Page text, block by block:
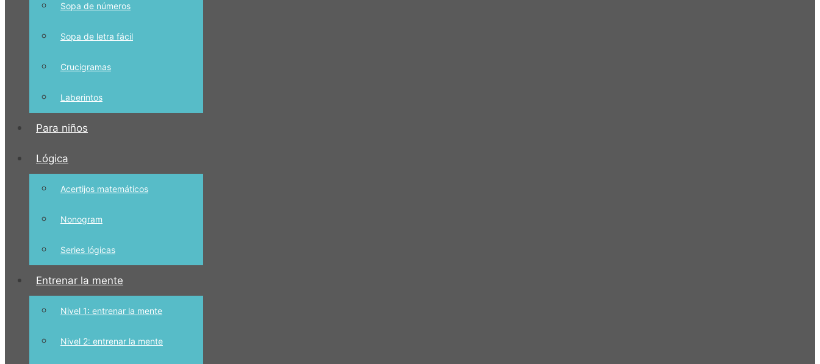
Sopa de números
Sopa de letra fácil
Crucigramas
Laberintos
Para niños
Lógica
Acertijos matemáticos
Nonogram
Series lógicas
Entrenar la mente
Nivel 1: entrenar la mente
Nivel 2: entrenar la mente